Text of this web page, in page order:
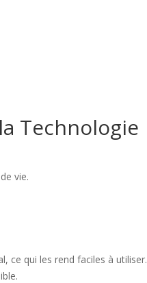
Technologie
vie.
ce qui les rend faciles à utiliser.